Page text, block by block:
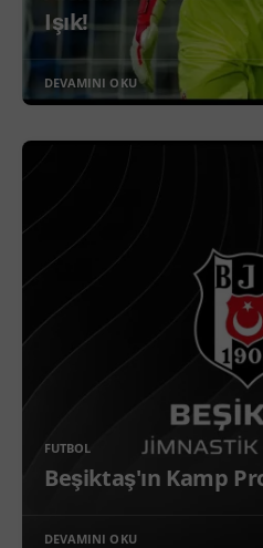
Işık!
DEVAMINI OKU
FUTBOL
Beşiktaş'ın Kamp
DEVAMINI OKU